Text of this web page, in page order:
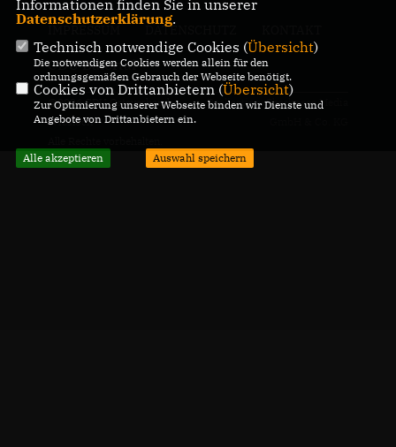
DATENSCHUTZ
CDU Baiertal
@2026 CDU Ortsverband
Wiesloch
Realisation: Sharkness Media
Informationen finden Sie in unserer
Datenschutzerklärung.
Technisch notwendige Cookies (Übersicht)
Die notwendigen Cookies werden allein für den
ordnungsgemäßen Gebrauch der Webseite benötigt.
Cookies von Drittanbietern (Übersicht)
Zur Optimierung unserer Webseite binden wir Dienste und
Angebote von Drittanbietern ein.
Alle akzeptieren Auswahl speichern